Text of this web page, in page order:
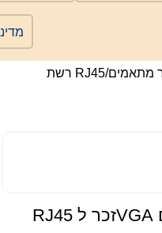
מתאמים RJ45 רשת
זוג מתאמים VGAזכר ל RJ45